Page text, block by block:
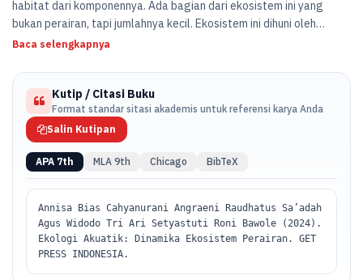
habitat dari komponennya. Ada bagian dari ekosistem ini yang
bukan perairan, tapi jumlahnya kecil. Ekosistem ini dihuni oleh
beragam makhluk yang hidupnya di air ataupun di dua alam (air dan
ekosistem ini cahaya matahari terbatas. hal ini karena sulitnya
cahaya matahari menembus perairan. Sehingga perubahan suhu
tidak ekstrim. Pada ekosistem ini yang bertindak sebagai produsen
adalah fitoplankton. Sedangkan yang bertindak sebagai konsumen
(editor : tri)
Baca selengkapnya
Kutip / Citasi Buku
Format standar sitasi akademis untuk referensi karya Anda
Salin Kutipan
APA 7th MLA 9th Chicago BibTeX
Annisa Bias Cahyanurani Angraeni Raudhatus Sa’adah
Agus Widodo Tri Ari Setyastuti Roni Bawole (2024).
Ekologi Akuatik: Dinamika Ekosistem Perairan. GET
PRESS INDONESIA.